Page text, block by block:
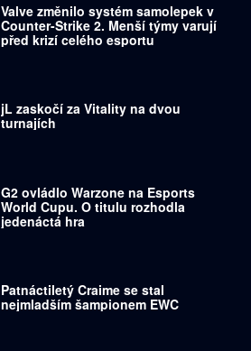
Valve změnilo systém samolepek v
Counter-Strike 2. Menší týmy varují
před krizí celého esportu
jL zaskočí za Vitality na dvou
turnajích
G2 ovládlo Warzone na Esports
World Cupu. O titulu rozhodla
jedenáctá hra
Patnáctiletý Craime se stal
nejmladším šampionem EWC